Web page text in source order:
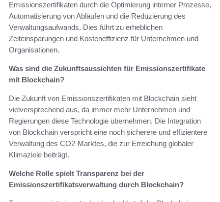
Emissionszertifikaten durch die Optimierung interner Prozesse,
Automatisierung von Abläufen und die Reduzierung des
Verwaltungsaufwands. Dies führt zu erheblichen
Zeiteinsparungen und Kosteneffizienz für Unternehmen und
Organisationen.
Was sind die Zukunftsaussichten für Emissionszertifikate
mit Blockchain?
Die Zukunft von Emissionszertifikaten mit Blockchain sieht
vielversprechend aus, da immer mehr Unternehmen und
Regierungen diese Technologie übernehmen. Die Integration
von Blockchain verspricht eine noch sicherere und effizientere
Verwaltung des CO2-Marktes, die zur Erreichung globaler
Klimaziele beiträgt.
Welche Rolle spielt Transparenz bei der
Emissionszertifikatsverwaltung durch Blockchain?